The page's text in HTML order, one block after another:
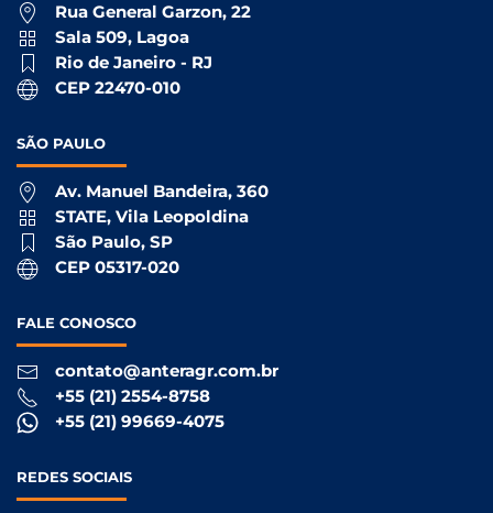
Rua General Garzon, 22
Sala 509, Lagoa
Rio de Janeiro - RJ
CEP 22470-010
SÃO PAULO
Av. Manuel Bandeira, 360
STATE, Vila Leopoldina
São Paulo, SP
CEP 05317-020
FALE CONOSCO
contato@anteragr.com.br
+55 (21) 2554-8758
+55 (21) 99669-4075
REDES SOCIAIS